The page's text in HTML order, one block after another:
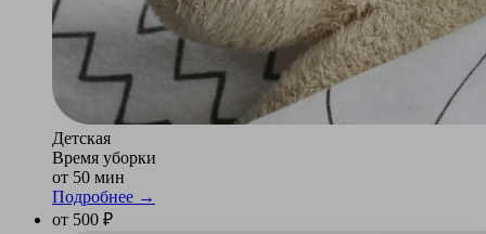
Детская
Время уборки
от 50 мин
Подробнее →
от 500 ₽